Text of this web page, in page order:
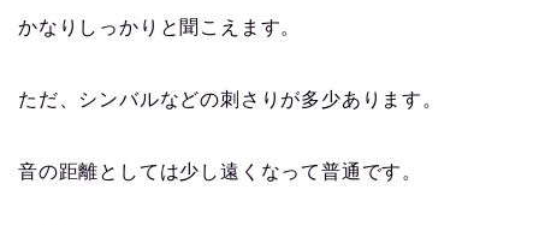
かなりしっかりと聞こえます。
ただ、シンバルなどの刺さりが多少あります。
音の距離としては少し遠くなって普通です。